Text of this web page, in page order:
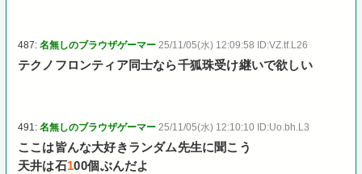
487:名無しのブラウザゲーマー 25/11/05(水) 12:09:58 ID:VZ.tf.L26
テクノフロンティア同士なら千狐珠受け継いで欲しい
491:名無しのブラウザゲーマー 25/11/05(水) 12:10:10 ID:Uo.bh.L3
ここは皆んな大好きランダム先生に聞こう
天井は石100個ぶんだよ